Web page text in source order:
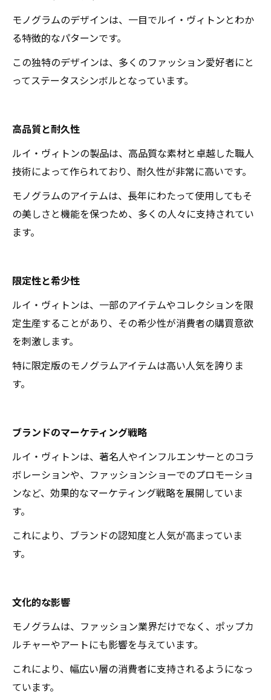
モノグラムのデザインは、一目でルイ・ヴィトンとわか
る特徴的なパターンです。
この独特のデザインは、多くのファッション愛好者にと
ってステータスシンボルとなっています。
高品質と耐久性
ルイ・ヴィトンの製品は、高品質な素材と卓越した職人
技術によって作られており、耐久性が非常に高いです。
モノグラムのアイテムは、長年にわたって使用してもそ
の美しさと機能を保つため、多くの人々に支持されてい
ます。
限定性と希少性
ルイ・ヴィトンは、一部のアイテムやコレクションを限
定生産することがあり、その希少性が消費者の購買意欲
を刺激します。
特に限定版のモノグラムアイテムは高い人気を誇りま
す。
ブランドのマーケティング戦略
ルイ・ヴィトンは、著名人やインフルエンサーとのコラ
ボレーションや、ファッションショーでのプロモーショ
ンなど、効果的なマーケティング戦略を展開していま
す。
これにより、ブランドの認知度と人気が高まっていま
す。
文化的な影響
モノグラムは、ファッション業界だけでなく、ポップカ
ルチャーやアートにも影響を与えています。
これにより、幅広い層の消費者に支持されるようになっ
ています。